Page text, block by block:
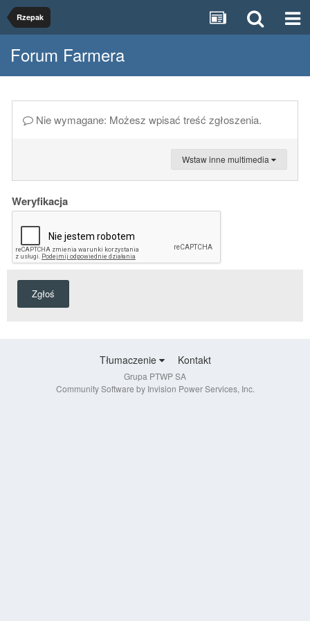
Rzepak
Forum Farmera
Nie wymagane: Możesz wpisać treść zgłoszenia.
Wstaw inne multimedia
Weryfikacja
Zgłoś
Tłumaczenie Kontakt
Grupa PTWP SA
Community Software by Invision Power Services, Inc.